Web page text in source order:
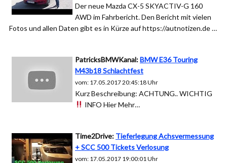
Der neue Mazda CX-5 SKYACTIV-G 160
AWD im Fahrbericht. Den Bericht mit vielen
Fotos und allen Daten gibt es in Kürze auf https://autnotizen.de …
PatricksBMWKanal:BMW E36 Touring
M43b18 Schlachtfest
vom: 17.05.2017 20:45:18 Uhr
Kurz Beschreibung: ACHTUNG.. WICHTIG
INFO Hier Mehr…
Time2Drive: Tieferlegung Achsvermessung
+ SCC 500 Tickets Verlosung
vom: 17.05.2017 19:00:01 Uhr